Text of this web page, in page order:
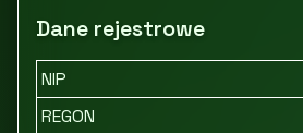
Dane rejestrowe
NIP
REGON